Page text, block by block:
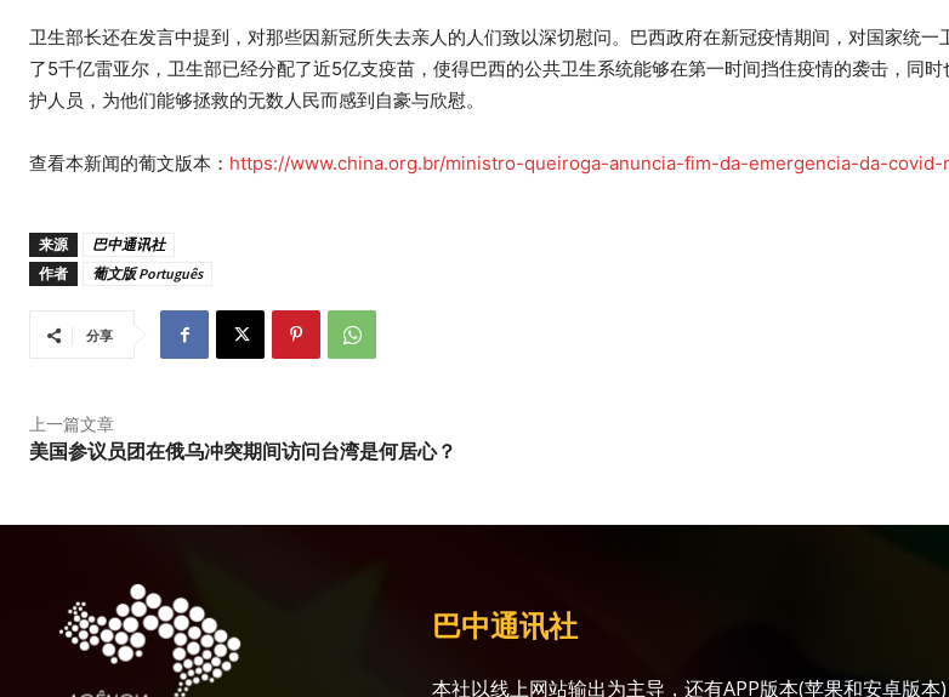
卫生部长还在发言中提到，对那些因新冠所失去亲人的人们致以深切慰问。巴西政府在新冠疫情期间，对国家统一
了5千亿雷亚尔，卫生部已经分配了近5亿支疫苗，使得巴西的公共卫生系统能够在第一时间挡住疫情的袭击，同
护人员，为他们能够拯救的无数人民而感到自豪与欣慰。
查看本新闻的葡文版本： https://www.china.org.br/ministro-queiroga-anuncia-fim-da-emergencia-da-covid-
来源
巴中通讯社
作者
葡文版 Português
分享
上一篇文章
美国参议员团在俄乌冲突期间访问台湾是何居心？
巴中通讯社
本社以线上网站输出为主导，还有APP版本(苹果和安卓版